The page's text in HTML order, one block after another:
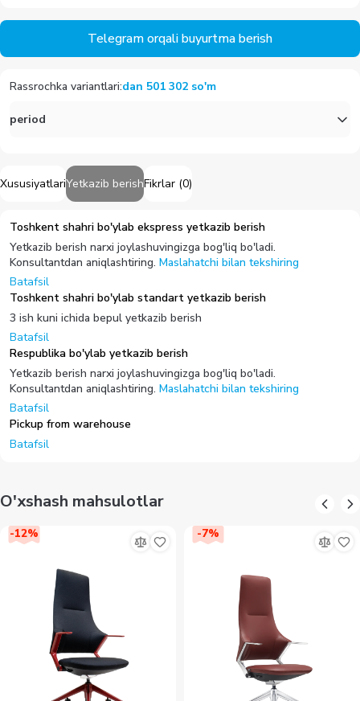
XususiyatlariYetkazib berishFikrlar (0)
Toshkent shahri bo'ylab ekspress yetkazib berish
Yetkazib berish narxi joylashuvingizga bog'liq bo'ladi.
Konsultantdan aniqlashtiring. Maslahatchi bilan tekshiring
Batafsil
Toshkent shahri bo'ylab standart yetkazib berish
3 ish kuni ichida bepul yetkazib berish
Batafsil
Respublika bo'ylab yetkazib berish
Yetkazib berish narxi joylashuvingizga bog'liq bo'ladi.
Konsultantdan aniqlashtiring. Maslahatchi bilan tekshiring
Batafsil
Pickup from warehouse
Batafsil
Telegram orqali buyurtma berish
Rassrochka variantlari:dan 501 302 so'm
period
O'xshash mahsulotlar
-12% -7%